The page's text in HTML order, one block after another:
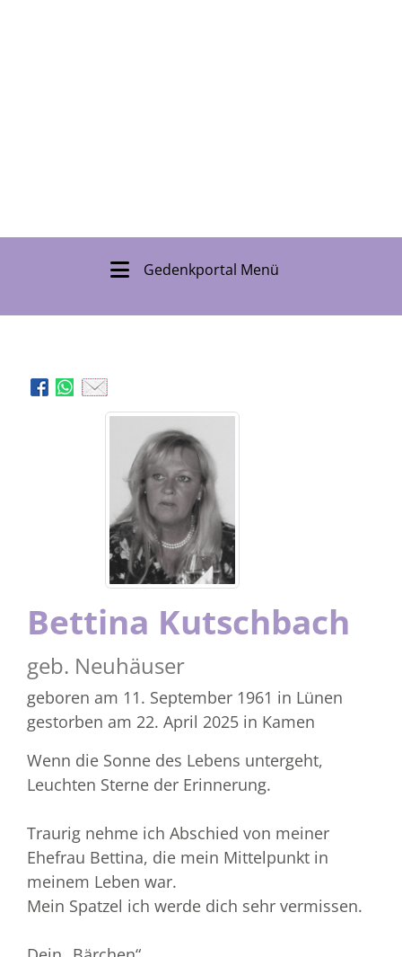
Gedenkportal Menü
Bettina Kutschbach
geb. Neuhäuser
geboren am 11. September 1961 in Lünen
gestorben am 22. April 2025 in Kamen
Wenn die Sonne des Lebens untergeht,
Leuchten Sterne der Erinnerung.
Traurig nehme ich Abschied von meiner
Ehefrau Bettina, die mein Mittelpunkt in
meinem Leben war.
Mein Spatzel ich werde dich sehr vermissen.